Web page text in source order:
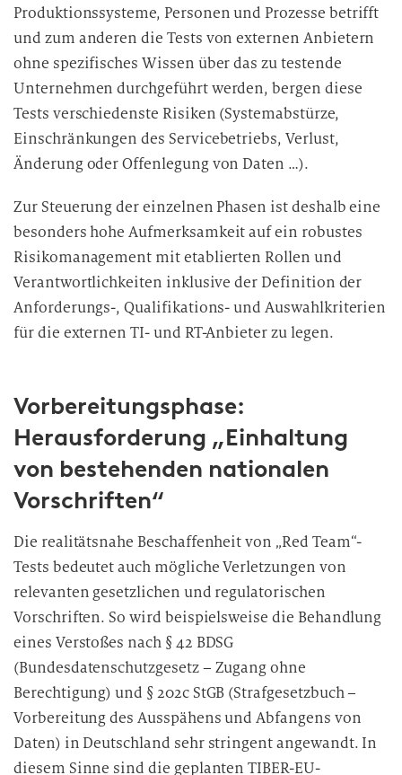
Produktionssysteme, Personen und Prozesse betrifft
und zum anderen die Tests von externen Anbietern
ohne spezifisches Wissen über das zu testende
Unternehmen durchgeführt werden, bergen diese
Tests verschiedenste Risiken (Systemabstürze,
Einschränkungen des Servicebetriebs, Verlust,
Änderung oder Offenlegung von Daten …).
Zur Steuerung der einzelnen Phasen ist deshalb eine
besonders hohe Aufmerksamkeit auf ein robustes
Risikomanagement mit etablierten Rollen und
Verantwortlichkeiten inklusive der Definition der
Anforderungs-, Qualifikations- und Auswahlkriterien
für die externen TI- und RT-Anbieter zu legen.
Vorbereitungsphase:
Herausforderung „Einhaltung
von bestehenden nationalen
Vorschriften“
Die realitätsnahe Beschaffenheit von „Red Team“-
Tests bedeutet auch mögliche Verletzungen von
relevanten gesetzlichen und regulatorischen
Vorschriften. So wird beispielsweise die Behandlung
eines Verstoßes nach § 42 BDSG
(Bundesdatenschutzgesetz – Zugang ohne
Berechtigung) und § 202c StGB (Strafgesetzbuch –
Vorbereitung des Ausspähens und Abfangens von
Daten) in Deutschland sehr stringent angewandt. In
diesem Sinne sind die geplanten TIBER-EU-